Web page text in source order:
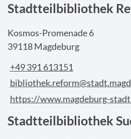
Stadtteilbibliothek
Kosmos-Promenade 6
39118 Magdeburg
+49 391 613151
https://www.magdeburg-
Stadtteilbibliothek